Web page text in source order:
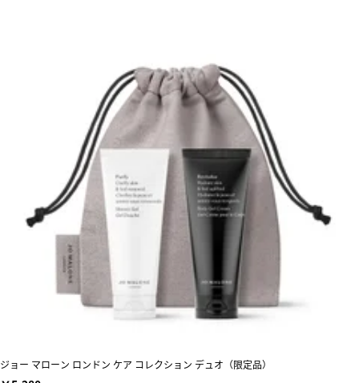
ジョー マローン ロンドン ケア コレクション デュオ（限定品）